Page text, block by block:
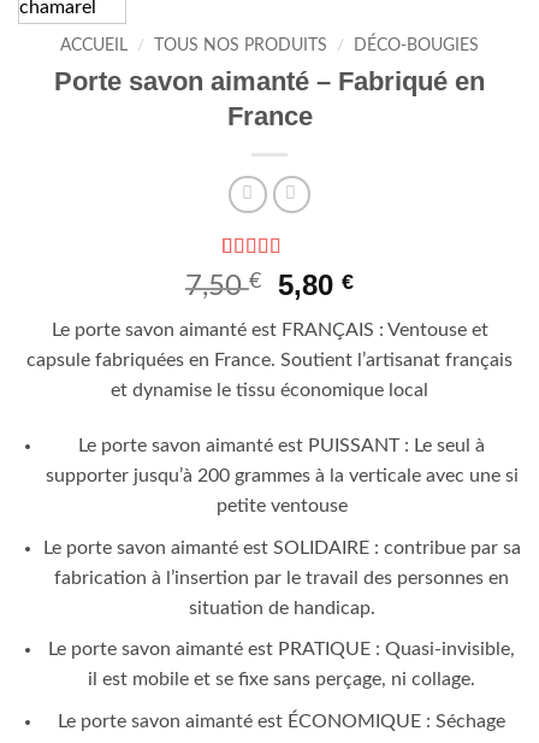
ACCUEIL / TOUS NOS PRODUITS / DÉCO-BOUGIES
Porte savon aimanté – Fabriqué en
France
Noté
sur 5
basé sur
1
client
7,50€
Le
initial
était :
7,50 €.
5,80€Le
actuel
est :
5,80 €.
Le porte savon aimanté est FRANÇAIS : Ventouse et
capsule fabriquées en France. Soutient l’artisanat français
et dynamise le tissu économique local
Le porte savon aimanté est PUISSANT : Le seul à
supporter jusqu’à 200 grammes à la verticale avec une si
petite ventouse
Le porte savon aimanté est SOLIDAIRE : contribue par sa
fabrication à l’insertion par le travail des personnes en
situation de handicap.
Le porte savon aimanté est PRATIQUE : Quasi-invisible,
il est mobile et se fixe sans perçage, ni collage.
Le porte savon aimanté est ÉCONOMIQUE : Séchage